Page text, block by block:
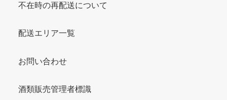
不在時の再配送について
配送エリア一覧
お問い合わせ
酒類販売管理者標識